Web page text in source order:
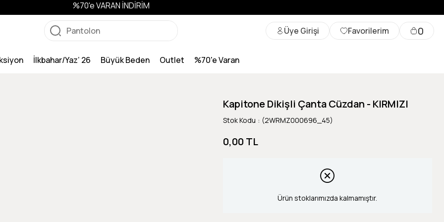
%70'e VARAN İNDİRİM
Üye Girişi Favorilerim 0
İlkbahar/Yaz’ 26 Büyük Beden Outlet %70'e Varan
Kapitone Dikişli Çanta Cüzdan - KIRMIZI
Stok Kodu (2WRMZ000696_45)
0,00 TL
Ürün stoklarımızda kalmamıştır.